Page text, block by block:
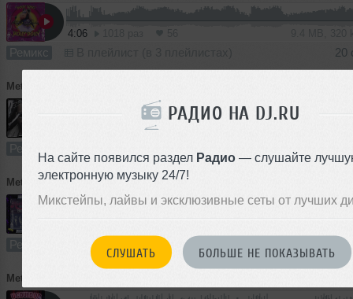
РАДИО НА DJ.RU
На сайте появился раздел Радио — слушайте
электронную музыку 24/7!
Микстейпы, лайвы и эксклюзивные сеты от лучших
СЛУШАТЬ БОЛЬШЕ НЕ ПОКАЗЫВАТЬ
4:06
Ремикс 20
Metrawell
Ремикс
Metrawell ➝ Boney M - Rasputin (Metrawell & Dj Ovcharoff Remix)
Ремикс В плейлист (в 6 плейлистах)
Metrawell